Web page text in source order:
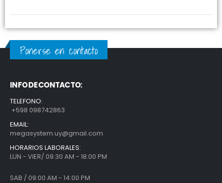
Ponerse en contacto
INFO DE CONTACTO:
TELEFONO:
+598 098742863
EMAIL:
megasystem.uy@gmail.com
HORARIOS LABORALES:
LUN - VIER/ 09:30 AM - 18:00 PM
SAB / 09:00 AM - 14:00 PM